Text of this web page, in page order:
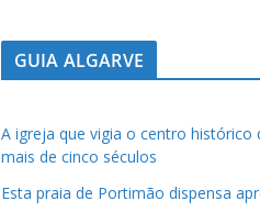
GUIA ALGARVE
A igreja que vigia o centro histórico
mais de cinco séculos
Esta praia de Portimão dispensa